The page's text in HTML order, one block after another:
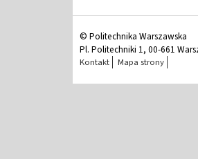
© Politechnika Warszawska
Pl. Politechniki 1, 00-661
Kontakt Mapa strony